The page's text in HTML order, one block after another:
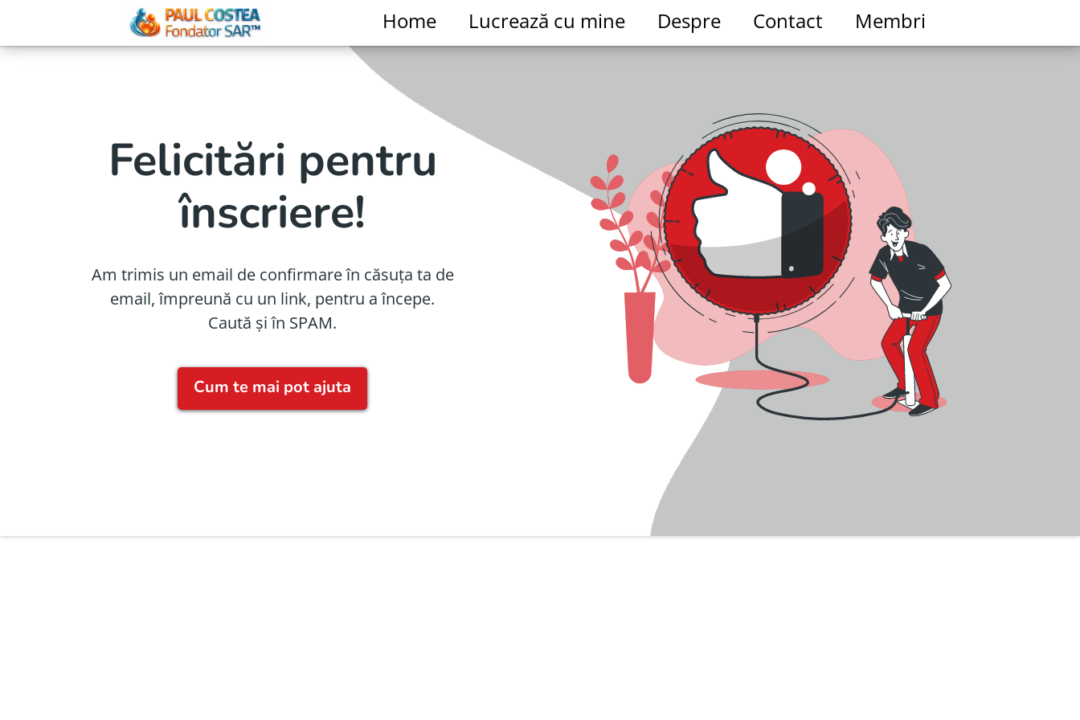
Home Lucrează cu mine Despre Contact Membri
Felicitări pentru
înscriere!
Am trimis un email de confirmare în căsuța ta de
email, împreună cu un link, pentru a începe.
Caută și în SPAM.
Cum te mai pot ajuta